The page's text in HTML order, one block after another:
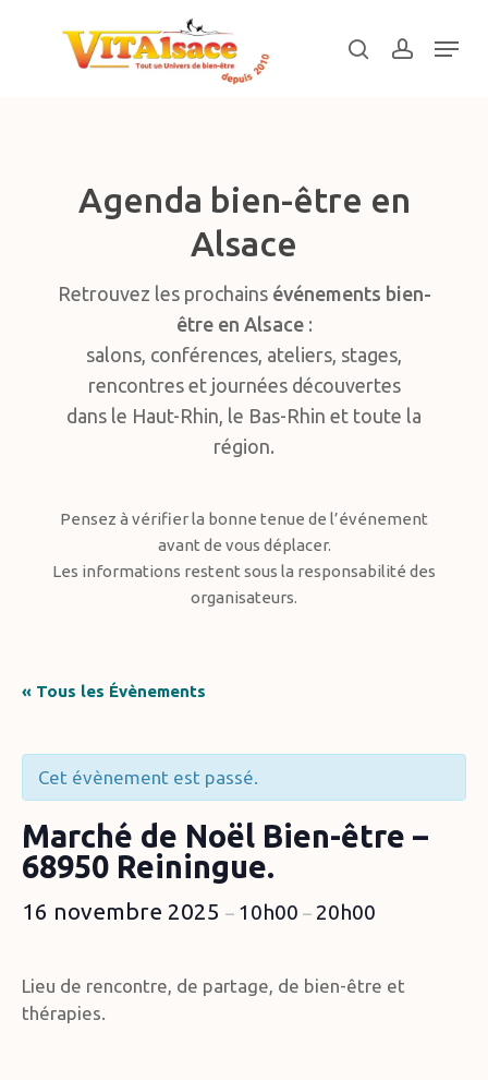
searchaccount
Menu
Agenda bien-être en
Alsace
Retrouvez les prochains événements bien-
être en Alsace:
salons, conférences, ateliers, stages,
rencontres et journées découvertes
dans le Haut-Rhin, le Bas-Rhin et toute la
région.
Pensez à vérifier la bonne tenue de l’événement
avant de vous déplacer.
Les informations restent sous la responsabilité des
organisateurs.
« Tous les Évènements
Cet évènement est passé.
Marché de Noël Bien-être –
68950 Reiningue.
16 novembre 2025 – 10h00 – 20h00
Lieu de rencontre, de partage, de bien-être et
thérapies.